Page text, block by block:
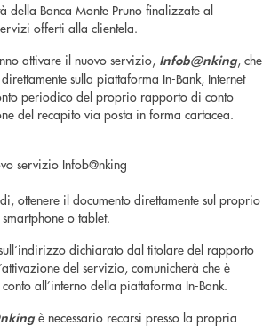
della Banca Monte Pruno finalizzate al
offerti alla clientela.
attivare il nuovo servizio, Infob@nking, che
sulla piattaforma In-Bank, Internet
periodico del proprio rapporto di conto
del recapito via posta in forma cartacea.
ottenere il documento direttamente sul proprio
o tablet.
dichiarato dal titolare del rapporto
del servizio, comunicherà che è
all’interno della piattaforma In-Bank.
è necessario recarsi presso la propria